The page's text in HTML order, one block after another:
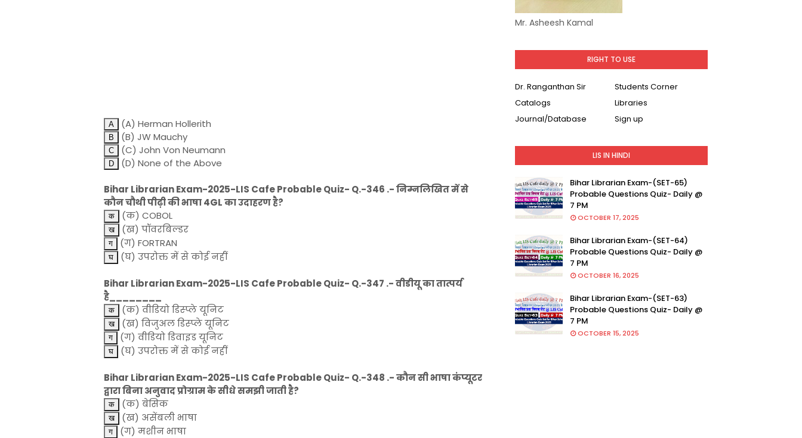
(A) Herman Hollerith
(B) JW Mauchy
(C) John Von Neumann
(D) None of the Above
Bihar Librarian Exam-2025-LIS Cafe Probable Quiz- Q.-346 .- निम्नलिखित में से
कौन चौथी पीढ़ी की भाषा 4GL का उदाहरण है?
(क) COBOL
(ख) पॉवरबिल्डर
(ग) FORTRAN
(घ) उपरोक्त में से कोई नहीं
Bihar Librarian Exam-2025-LIS Cafe Probable Quiz- Q.-347 .- वीडीयू का तात्पर्य
है________
(क) वीडियो डिस्प्ले यूनिट
(ख) विजुअल डिस्प्ले यूनिट
(ग) वीडियो डिवाइड यूनिट
(घ) उपरोक्त में से कोई नहीं
Bihar Librarian Exam-2025-LIS Cafe Probable Quiz- Q.-348 .- कौन सी भाषा कंप्यूटर
द्वारा बिना अनुवाद प्रोग्राम के सीधे समझी जाती है?
(क) बेसिक
(ख) असेंबली भाषा
(ग) मशीन भाषा
Mr. Asheesh Kamal
RIGHT TO USE
Dr. Ranganthan Sir
Students Corner
Catalogs
Libraries
Journal/Database
Sign up
LIS IN HINDI
Bihar Librarian Exam-(SET-65)
Probable Questions Quiz- Daily @
7 PM
OCTOBER 17, 2025
Bihar Librarian Exam-(SET-64)
Probable Questions Quiz- Daily @
7 PM
OCTOBER 16, 2025
Bihar Librarian Exam-(SET-63)
Probable Questions Quiz- Daily @
7 PM
OCTOBER 15, 2025